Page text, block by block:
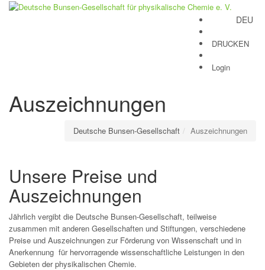
DEU
DRUCKEN
Login
navigation
Auszeichnungen
Deutsche Bunsen-Gesellschaft Auszeichnungen
Unsere Preise und
Auszeichnungen
Jährlich vergibt die Deutsche Bunsen-Gesellschaft, teilweise
zusammen mit anderen Gesellschaften und Stiftungen, verschiedene
Preise und Auszeichnungen zur Förderung von Wissenschaft und in
Anerkennung für hervorragende wissenschaftliche Leistungen in den
Gebieten der physikalischen Chemie.